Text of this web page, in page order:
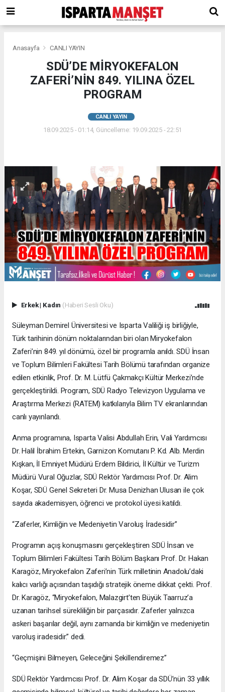
Anasayfa CANLI YAYIN
SDÜ’DE MİRYOKEFALON
ZAFERİ’NİN 849. YILINA ÖZEL
PROGRAM
CANLI YAYIN
18.09.2025 - 01:14, Güncelleme: 19.09.2025 - 22:51
Erkek| Kadın (Haberi Sesli Oku)
Süleyman Demirel Üniversitesi ve Isparta Valiliği iş birliğiyle,
Türk tarihinin dönüm noktalarından biri olan Miryokefalon
Zaferi’nin 849. yıl dönümü, özel bir programla anıldı. SDÜ İnsan
ve Toplum Bilimleri Fakültesi Tarih Bölümü tarafından organize
edilen etkinlik, Prof. Dr. M. Lütfü Çakmakçı Kültür Merkezi’nde
gerçekleştirildi. Program, SDÜ Radyo Televizyon Uygulama ve
Araştırma Merkezi (RATEM) katkılarıyla Bilim TV ekranlarından
canlı yayınlandı.
Anma programına, Isparta Valisi Abdullah Erin, Vali Yardımcısı
Dr. Halil İbrahim Ertekin, Garnizon Komutanı P. Kd. Alb. Merdin
Kışkan, İl Emniyet Müdürü Erdem Bildirici, İl Kültür ve Turizm
Müdürü Vural Oğuzlar, SDÜ Rektör Yardımcısı Prof. Dr. Alim
Koşar, SDÜ Genel Sekreteri Dr. Musa Denizhan Ulusan ile çok
sayıda akademisyen, öğrenci ve protokol üyesi katıldı.
“Zaferler, Kimliğin ve Medeniyetin Varoluş İradesidir”
Programın açış konuşmasını gerçekleştiren SDÜ İnsan ve
Toplum Bilimleri Fakültesi Tarih Bölüm Başkanı Prof. Dr. Hakan
Karagöz, Miryokefalon Zaferi’nin Türk milletinin Anadolu’daki
kalıcı varlığı açısından taşıdığı stratejik öneme dikkat çekti. Prof.
Dr. Karagöz, “Miryokefalon, Malazgirt’ten Büyük Taarruz’a
uzanan tarihsel sürekliliğin bir parçasıdır. Zaferler yalnızca
askeri başarılar değil, aynı zamanda bir kimliğin ve medeniyetin
varoluş iradesidir.” dedi.
“Geçmişini Bilmeyen, Geleceğini Şekillendiremez”
SDÜ Rektör Yardımcısı Prof. Dr. Alim Koşar da SDÜ’nün 33 yıllık